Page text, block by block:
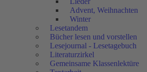
Advent, Weihnachten
Winter
Lesetandem
Bücher lesen und vorstellen
Lesejournal - Lesetagebuch
Literaturzirkel
Gemeinsame Klassenlektüre